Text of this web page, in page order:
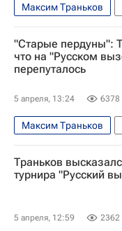
Максим Траньков
Санкт-Петербург
Пелагея
Евгений Медведев
"Старые пердуны":
что на "Русском
перепуталось
5 апреля, 13:24 6378
Максим Траньков
Татьяна Волосожар
Траньков
турнира "Русский
5 апреля, 12:59 2362